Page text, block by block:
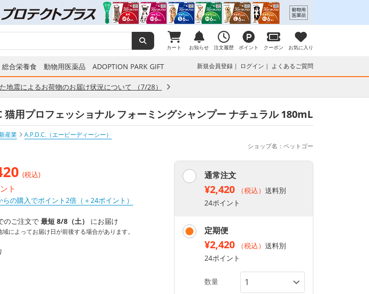
カート お知らせ 注文履歴 ポイント クーポン お気に入り
総合栄養食 動物用医薬品 ADOPTION PARK GIFT 新規会員登録 ログイン よくあるご質問
地震によるお荷物のお届け状況について （7/28）
猫用プロフェッショナル フォーミングシャンプー ナチュラル 180mL
産業
A.P.D.C.（エーピーディーシー）
ショップ名：ペットゴー
(税込)
ト
らの購入でポイント2倍（＋24ポイント）
のご注文で 最短 8/8（土） にお届け
によってお届け日が前後する場合があります。
通常注文
¥2,420 （税込） 送料別
24ポイント
定期便
¥2,420 （税込） 送料別
24ポイント
数量